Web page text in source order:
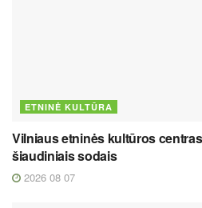
ETNINĖ KULTŪRA
Vilniaus etninės kultūros
šiaudiniais sodais
2026 08 07